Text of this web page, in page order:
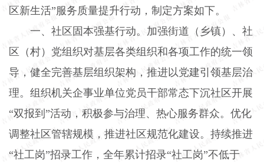
区新生活”服务质量提升行动，制定方案如下。
一、社区固本强基行动。 加强街道（乡镇）、社
区（村）党组织对基层各类组织和各项工作的统一领
导，健全完善基层组织架构，推进以党建引领基层治
理。组织机关企事业单位党员干部常态下沉社区开展
“双报到”活动，积极参与治理、热心服务群众。优化
调整社区管辖规模，推进社区规范化建设。持续推进
“社工岗”招录工作，全年累计招录“社工岗”不低于